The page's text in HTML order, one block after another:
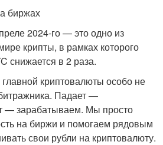
биржах
2024-го — это одно из
крипты, в рамках которого
снижается в 2 раза.
криптовалюты особо не
Падает —
— зарабатываем. Мы просто
на биржи и помогаем рядовым
свои рубли на криптовалюту.